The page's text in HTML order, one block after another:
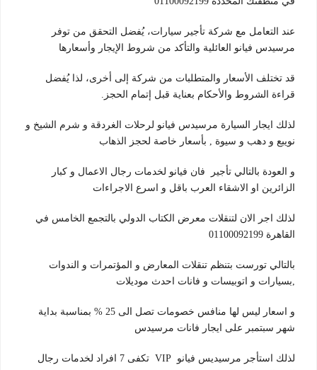
عند التعامل مع شركة تأجير سيارات، يُفضل التحقق من توفر
مرسيدس فيانو العائلية والتأكد من شروط الإيجار وأسعارها
قد تختلف الأسعار والمتطلبات من شركة إلى أخرى، لذا يُفضل
قراءة الشروط والأحكام بعناية قبل إتمام الحجز.
لذلك ايجار السيارة مرسيدس فيانو لرحلات الغردقة و شرم الشيخ و
نويبع و دهب و سيوة , بأسعار خاصة لحجز الذهاب
و العودة بالتالي تأجير فان فيانو لخدمات رجال الاعمال و كبار
الزائرين او الاشقاء العرب باقل و اسرع الاجراءات
لذلك اجر الان لتنقلات معرض الكتاب الدولي بالتجمع الخامس في
القاهرة 01100092199
بالتالي تورست بتنظم تنقلات المعارض و المؤتمرات و الندوات
,بسيارات و اتوبيسات و فانات احدث موديلات
و اسعار ليس لها منافس خصومات تصل الى 25 % بمناسبة بداية
شهر سبتمبر على ايجار فانات مرسيدس
لذلك استأجر مرسيديس فيانو VIP تكفى 7 افراد لخدمات رجال